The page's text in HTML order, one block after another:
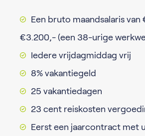
Een bruto maandsalaris
€3.200,- (een 38-urige
Iedere vrijdagmiddag vrij
8% vakantiegeld
25 vakantiedagen
23 cent reiskosten
Eerst een jaarcontract met